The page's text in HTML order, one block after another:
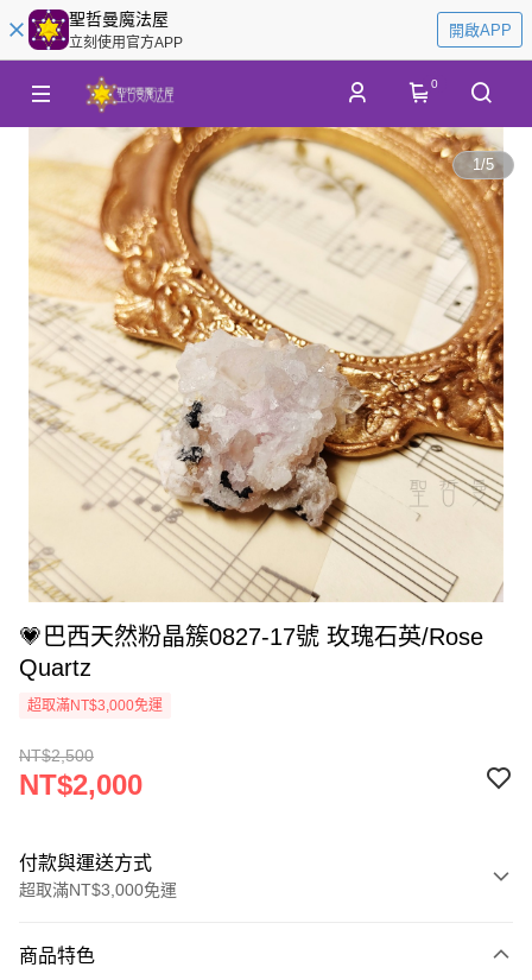
聖哲曼魔法屋
立刻使用官方APP
開啟APP
0
1/5
💗巴西天然粉晶簇0827-17號 玫瑰石英/Rose
Quartz
超取滿NT$3,000免運
NT$2,500
NT$2,000
付款與運送方式
超取滿NT$3,000免運
信用卡一次付款
商品特色